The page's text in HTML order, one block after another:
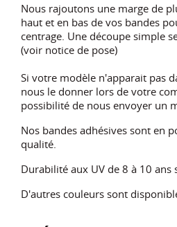
Nous rajoutons une marge de
haut et en bas de vos bandes
centrage. Une découpe simple
(voir notice de pose)
Si votre modèle n'apparait pas
nous le donner lors de votre
possibilité de nous envoyer un
Nos bandes adhésives sont en
qualité.
Durabilité aux UV de 8 à 10 ans
D'autres couleurs sont